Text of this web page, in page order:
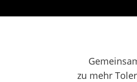
zu mehr